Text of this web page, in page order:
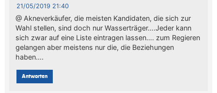
21/05/2019 21:40
@ Akneverkäufer, die meisten Kandidaten, die sich zur
Wahl stellen, sind doch nur Wasserträger….Jeder kann
sich zwar auf eine Liste eintragen lassen…. zum Regieren
gelangen aber meistens nur die, die Beziehungen
haben….
Antworten